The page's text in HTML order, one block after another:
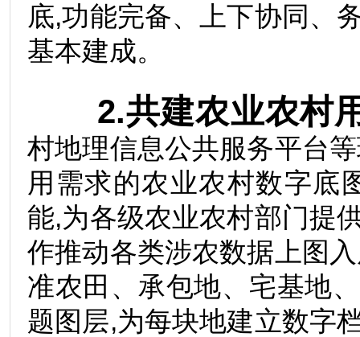
底,功能完备、上下协同、
基本建成。
2.共建农业农村用
村地理信息公共服务平台
用需求的农业农村数字底
能,为各级农业农村部门提
作推动各类涉农数据上图
准农田、承包地、宅基地
题图层,为每块地建立数字